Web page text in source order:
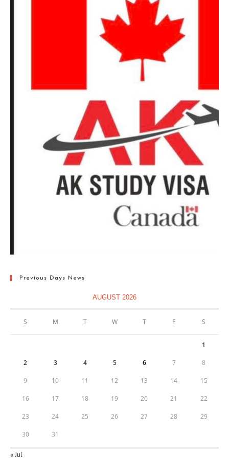
Previous Days News
AUGUST 2026
S M T W T F S
1
2 3 4 5 6 7 8
9 10 11 12 13 14 15
16 17 18 19 20 21 22
23 24 25 26 27 28 29
30 31
« Jul